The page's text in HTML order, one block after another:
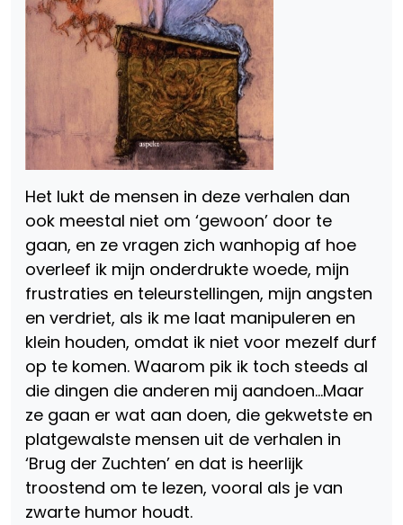
Het lukt de mensen in deze verhalen dan
ook meestal niet om ‘gewoon’ door te
gaan, en ze vragen zich wanhopig af hoe
overleef ik mijn onderdrukte woede, mijn
frustraties en teleurstellingen, mijn angsten
en verdriet, als ik me laat manipuleren en
klein houden, omdat ik niet voor mezelf durf
op te komen. Waarom pik ik toch steeds al
die dingen die anderen mij aandoen…Maar
ze gaan er wat aan doen, die gekwetste en
platgewalste mensen uit de verhalen in
‘Brug der Zuchten’ en dat is heerlijk
troostend om te lezen, vooral als je van
zwarte humor houdt.